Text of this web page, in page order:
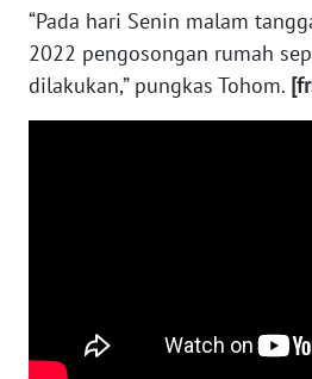
“Pada hari Senin malam
2022 pengosongan rumah
dilakukan,” pungkas Tohom.
PADANG
LAWAS
WN
SERIBU